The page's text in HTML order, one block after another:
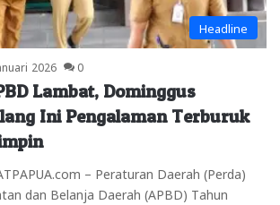
Headline
2026 0
Lambat, Dominggus
Ini Pengalaman Terburuk
– Peraturan Daerah (Perda)
dan Belanja Daerah (APBD) Tahun